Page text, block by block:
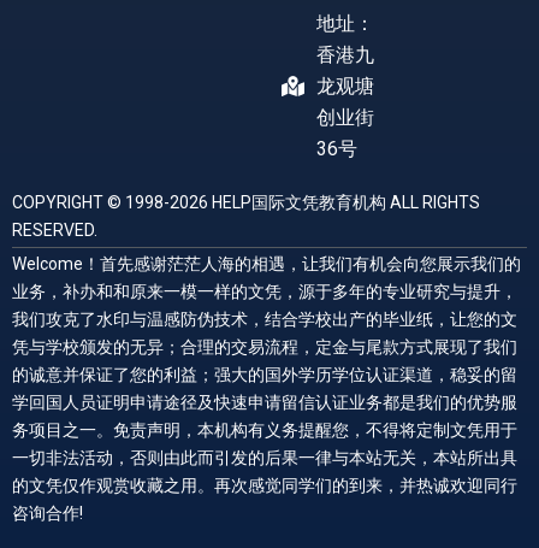
地址：
香港九
龙观塘
创业街
36号
COPYRIGHT © 1998-2026 HELP国际文凭教育机构 ALL RIGHTS
RESERVED.
Welcome！首先感谢茫茫人海的相遇，让我们有机会向您展示我们的
业务，补办和和原来一模一样的文凭，源于多年的专业研究与提升，
我们攻克了水印与温感防伪技术，结合学校出产的毕业纸，让您的文
凭与学校颁发的无异；合理的交易流程，定金与尾款方式展现了我们
的诚意并保证了您的利益；强大的国外学历学位认证渠道，稳妥的留
学回国人员证明申请途径及快速申请留信认证业务都是我们的优势服
务项目之一。免责声明，本机构有义务提醒您，不得将定制文凭用于
一切非法活动，否则由此而引发的后果一律与本站无关，本站所出具
的文凭仅作观赏收藏之用。再次感觉同学们的到来，并热诚欢迎同行
咨询合作!